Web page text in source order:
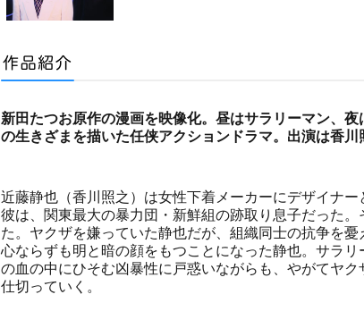
新田たつお原作の漫画を映像化。昼はサラリーマン、
の生きざまを描いた任侠アクションドラマ。出演は香川
近藤静也（香川照之）は女性下着メーカーにデザイナ
彼は、関東最大の暴力団・新鮮組の跡取り息子だった
た。ヤクザを嫌っていた静也だが、組織同士の抗争を憂
心ならずも明と暗の顔をもつことになった静也。サラ
の血の中にひそむ凶暴性に戸惑いながらも、やがてヤ
仕切っていく。